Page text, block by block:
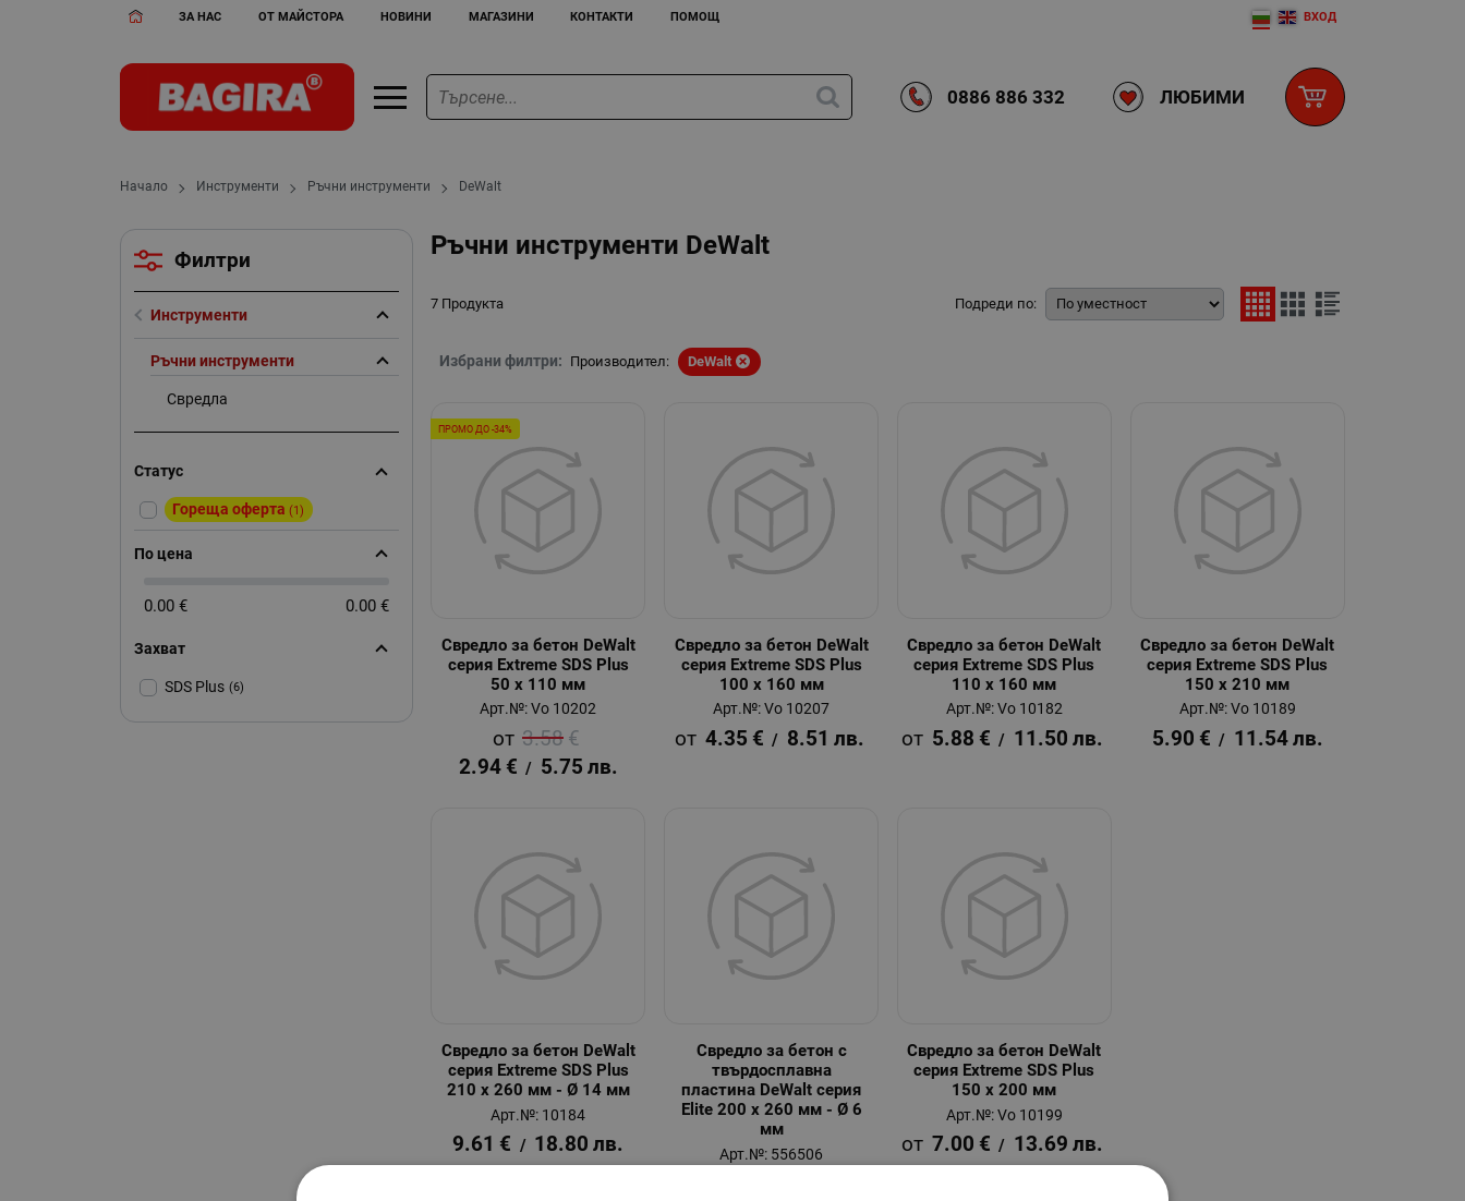
ЗА НАС ОТ МАЙСТОРА НОВИНИ МАГАЗИНИ КОНТАКТИ ПОМОЩ ВХОД
0886 886 332 ЛЮБИМИ
Начало Инструменти Ръчни инструменти DeWalt
Ръчни инструменти DeWalt
7 Продукта Подреди по:
Избрани филтри: Производител: DeWalt
Свредло за бетон DeWalt
серия Extreme SDS Plus
50 x 110 мм
Арт.№: Vo 10202
3.58 €
2.94 € / 5.75 лв.
ПРОМО ДО -34%
Свредло за бетон DeWalt
серия Extreme SDS Plus
100 x 160 мм
Арт.№: Vo 10207
4.35 € / 8.51 лв.
Свредло за бетон DeWalt
серия Extreme SDS Plus
110 x 160 мм
Арт.№: Vo 10182
5.88 € / 11.50 лв.
Свредло за бетон DeWalt
серия Extreme SDS Plus
150 x 210 мм
Арт.№: Vo 10189
5.90 € / 11.54лв.
Свредло за бетон DeWalt
серия Extreme SDS Plus
210 x 260 мм - Ø 14 мм
Арт.№: 10184
9.61 € / 18.80 лв.
Свредло за бетон с
твърдосплавна
пластина DeWalt серия
Elite 200 x 260 мм - Ø 6
мм
Арт.№: 556506
Свредло за бетон DeWalt
серия Extreme SDS Plus
150 x 200 мм
Арт.№: Vo 10199
7.00 € / 13.69 лв.
Филтри
Инструменти
Ръчни инструменти
Свредла
Статус
Гореща оферта (1)
По цена
0.00 € 0.00 €
Захват
SDS Plus (6)